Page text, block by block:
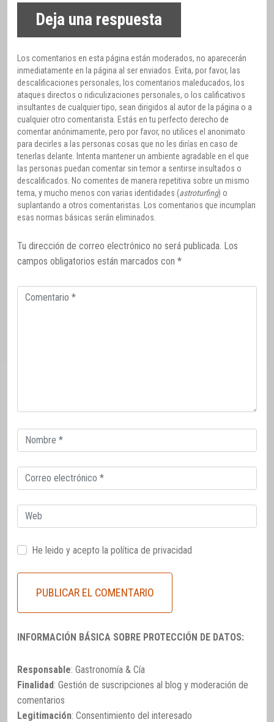
Deja una respuesta
Los comentarios en esta página están moderados, no aparecerán
inmediatamente en la página al ser enviados. Evita, por favor, las
descalificaciones personales, los comentarios maleducados, los
ataques directos o ridiculizaciones personales, o los calificativos
insultantes de cualquier tipo, sean dirigidos al autor de la página o a
cualquier otro comentarista. Estás en tu perfecto derecho de
comentar anónimamente, pero por favor, no utilices el anonimato
para decirles a las personas cosas que no les dirías en caso de
tenerlas delante. Intenta mantener un ambiente agradable en el que
las personas puedan comentar sin temor a sentirse insultados o
descalificados. No comentes de manera repetitiva sobre un mismo
tema, y mucho menos con varias identidades (astroturfing) o
suplantando a otros comentaristas. Los comentarios que incumplan
esas normas básicas serán eliminados.
Tu dirección de correo electrónico no será publicada. Los
campos obligatorios están marcados con *
Comentario
Correo
electrónico
Correo
electrónico
Web
He leido y acepto la política de privacidad
INFORMACIÓN BÁSICA SOBRE PROTECCIÓN DE DATOS:
Responsable: Gastronomía & Cía
Finalidad: Gestión de suscripciones al blog y moderación de
comentarios
Legitimación: Consentimiento del interesado